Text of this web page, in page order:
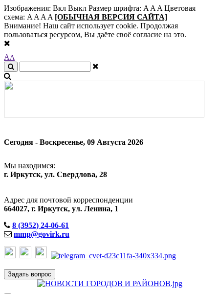
Изображения: Вкл Выкл Размер шрифта: A A A Цветовая
схема: A A A A [ОБЫЧНАЯ ВЕРСИЯ САЙТА]
Внимание! Наш сайт использует cookie. Продолжая
пользоваться ресурсом, Вы даёте своё согласие на это.
AA
Сегодня - Воскресенье, 09 Августа 2026
Мы находимся:
г. Иркутск, ул. Свердлова, 28
Адрес для почтовой корреспонденции
664027, г. Иркутск, ул. Ленина, 1
8 (3952) 24-06-61
mmp@govirk.ru
Задать вопрос